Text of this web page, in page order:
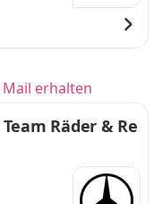
erhalten
Räder & Re